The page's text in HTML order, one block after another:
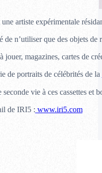
artiste expérimentale
de n’utiliser que des objets
jouer, magazines, cartes de
de portraits de célébrités de la
vie à ces cassettes et
de IRI5 : www.iri5.com